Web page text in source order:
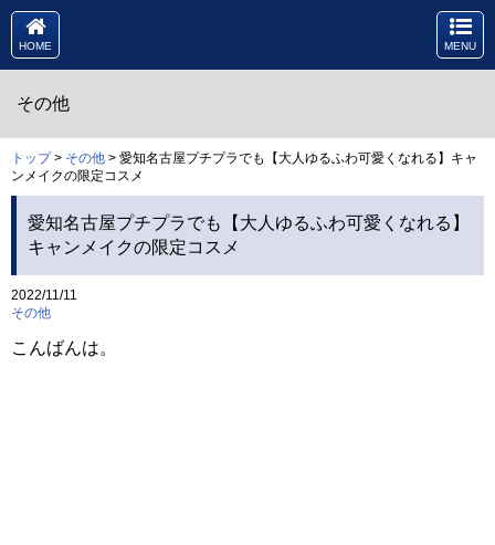
HOME MENU
その他
トップ> その他 > 愛知名古屋プチプラでも【大人ゆるふわ可愛くなれる】キャ
ンメイクの限定コスメ
愛知名古屋プチプラでも【大人ゆるふわ可愛くなれる】
キャンメイクの限定コスメ
2022/11/11
その他
こんばんは。